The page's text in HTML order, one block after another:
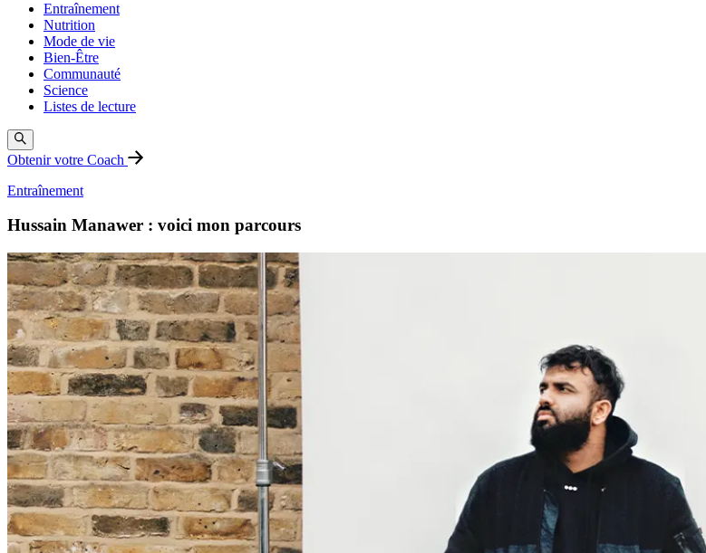
Entraînement
Nutrition
Mode de vie
Bien-Être
Communauté
Science
Listes de lecture
Obtenir votre Coach
Entraînement
Hussain Manawer : voici mon parcours